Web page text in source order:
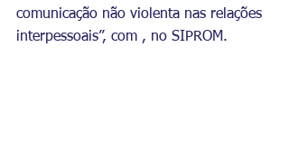
comunicação não violenta nas relações
interpessoais”, com , no SIPROM.